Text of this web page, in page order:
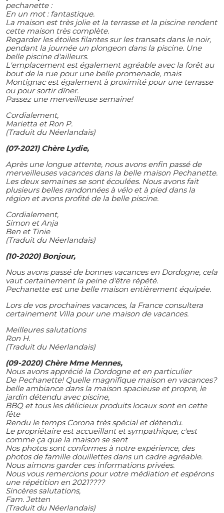
pechanette :
En un mot : fantastique.
La maison est très jolie et la terrasse et la piscine rendent
cette maison très complète.
Regarder les étoiles filantes sur les transats dans le noir,
pendant la journée un plongeon dans la piscine. Une
belle piscine d'ailleurs.
L'emplacement est également agréable avec la forêt au
bout de la rue pour une belle promenade, mais
Montignac est également à proximité pour une terrasse
ou pour sortir dîner.
Passez une merveilleuse semaine!
Cordialement,
Marietta et Ron P.
(Traduit du Néerlandais)
(07-2021) Chère Lydie,
Après une longue attente, nous avons enfin passé de
merveilleuses vacances dans la belle maison Pechanette.
Les deux semaines se sont écoulées. Nous avons fait
plusieurs belles randonnées à vélo et à pied dans la
région et avons profité de la belle piscine.
Cordialement,
Simon et Anja
Ben et Tinie
(Traduit du Néerlandais)
(10-2020) Bonjour,
Nous avons passé de bonnes vacances en Dordogne, cela
vaut certainement la peine d'être répété.
Pechanette est une belle maison entièrement équipée.
Lors de vos prochaines vacances, la France consultera
certainement Villa pour une maison de vacances.
Meilleures salutations
Ron H.
(Traduit du Néerlandais)
(09-2020) Chère Mme Mennes,
Nous avons apprécié la Dordogne et en particulier
De Pechanette! Quelle magnifique maison en vacances?
belle ambiance dans la maison spacieuse et propre, le
jardin détendu avec piscine,
BBQ et tous les délicieux produits locaux sont en cette
fête
Rendu le temps Corona très spécial et détendu.
Le propriétaire est accueillant et sympathique, c'est
comme ça que la maison se sent
Nos photos sont conformes à notre expérience, des
photos de famille douillettes dans un cadre agréable.
Nous aimons garder ces informations privées.
Nous vous remercions pour votre médiation et espérons
une répétition en 2021????
Sincères salutations,
Fam. Jetten
(Traduit du Néerlandais)